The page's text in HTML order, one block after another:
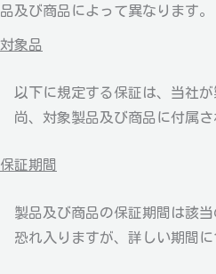
品及び商品によって異なります
対象品
以下に規定する保証は、当社が
尚、対象製品及び商品に付属さ
保証期間
製品及び商品の保証期間は該当
恐れ入りますが、詳しい期間に